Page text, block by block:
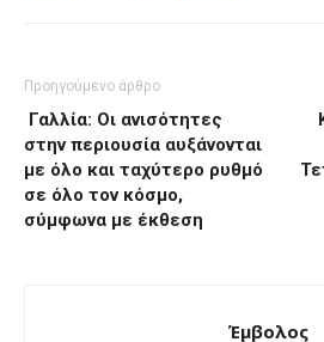
Προηγούμενο άρθρο
Γαλλία: Οι ανισότητες
στην περιουσία αυξάνονται
με όλο και ταχύτερο ρυθμό
σε όλο τον κόσμο,
σύμφωνα με έκθεση
Έμβολος